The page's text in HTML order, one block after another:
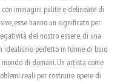
immagini pulite e delineate di
esse hanno un significato per
del nostro essere, di una
idealismo perfetto in forme di buio
di domani. Un artista come
reali per costruire opere di